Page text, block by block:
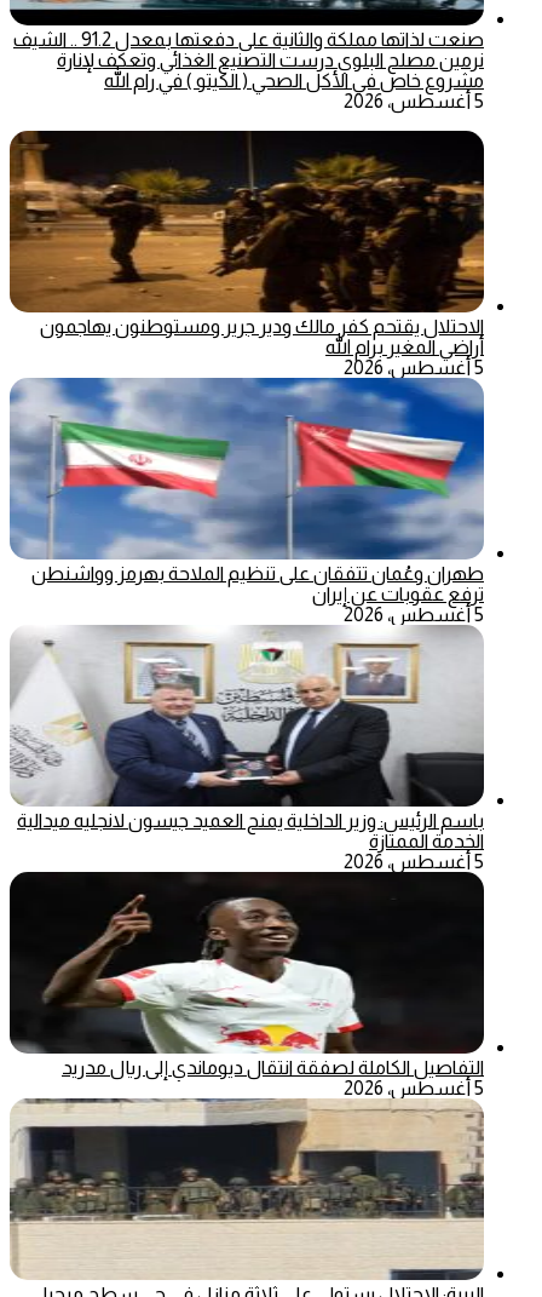
صنعت لذاتها مملكة والثانية على دفعتها بمعدل 91.2 .. الشيف
نرمين مصلح البلوي درست التصنيع الغذائي وتعكف لإنارة
مشروع خاص في الأكل الصحي ( الكيتو ) في رام الله
5 أغسطس، 2026
الاحتلال يقتحم كفر مالك ودير جرير ومستوطنون يهاجمون
أراضي المغير برام الله
5 أغسطس، 2026
طهران وعُمان تتفقان على تنظيم الملاحة بهرمز وواشنطن
ترفع عقوبات عن إيران
5 أغسطس، 2026
باسم الرئيس: وزير الداخلية يمنح العميد جيسون لانجليه ميدالية
الخدمة الممتازة
5 أغسطس، 2026
التفاصيل الكاملة لصفقة انتقال ديوماندي إلى ريال مدريد
5 أغسطس، 2026